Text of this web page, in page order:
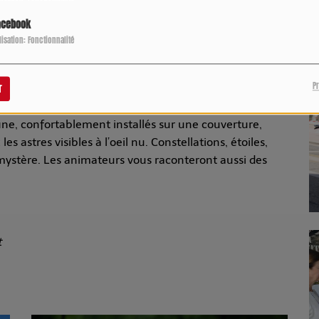
Fonctionnalité
accompagné de la dégustation du pain et des préparations à
du Frau-Dégagnazès (entre Lavercantière et
confortablement installés sur une couverture,
astres visibles à l’oeil nu. Constellations, étoiles,
Les animateurs vous raconteront aussi des